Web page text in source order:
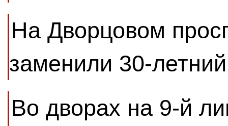
На Дворцовом
заменили 30-
Во дворах на 9-й